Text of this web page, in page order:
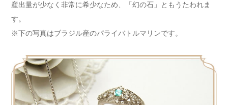
産出量が少なく非常に希少なため、「幻の石」ともうたわれま
す。
※下の写真はブラジル産のパライバトルマリンです。